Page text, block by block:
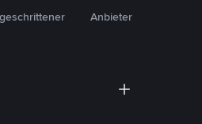
Anbieter